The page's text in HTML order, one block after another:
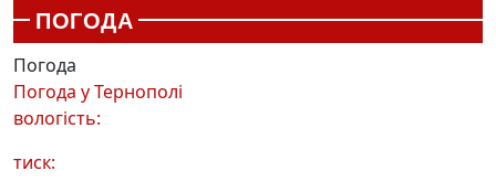
ПОГОДА
Погода
Погода уТернополі
вологість:
тиск: